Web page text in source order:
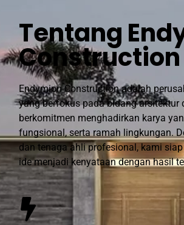
Tentang
Construction
Endymion Construction adalah
yang berfokus pada bidang arsitektur
berkomitmen menghadirkan karya
fungsional, serta ramah lingkungan.
dan tenaga ahli profesional, kami
ide menjadi kenyataan dengan hasil